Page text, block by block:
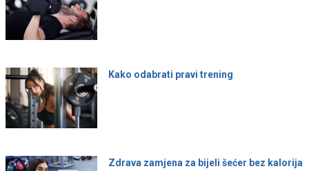
Kako odabrati pravi trening
Zdrava zamjena za bijeli šećer bez kalorija